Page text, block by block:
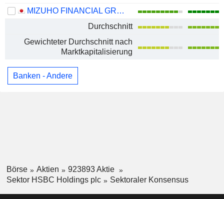
MIZUHO FINANCIAL GROUP, INC.
Durchschnitt
Gewichteter Durchschnitt nach
Marktkapitalisierung
Banken - Andere
Börse Aktien
923893 Aktie
Sektor HSBC Holdings plc
Sektoraler Konsensus